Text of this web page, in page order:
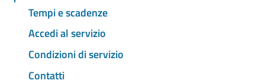
Tempi e scadenze
Accedi al servizio
Condizioni di servizio
Contatti